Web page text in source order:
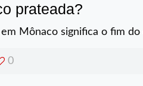
prateada?
Mônaco significa o fim do
0